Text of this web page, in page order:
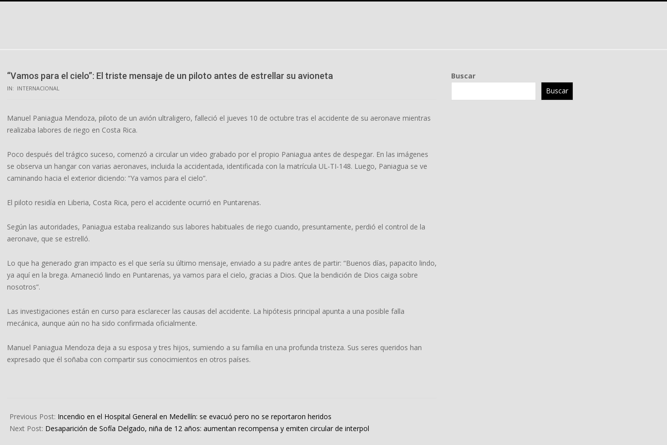
“Vamos para el cielo”: El triste mensaje de un piloto antes de estrellar su avioneta
IN: INTERNACIONAL
Manuel Paniagua Mendoza, piloto de un avión ultraligero, falleció el jueves 10 de octubre tras el accidente de su aeronave mientras
realizaba labores de riego en Costa Rica.
Poco después del trágico suceso, comenzó a circular un video grabado por el propio Paniagua antes de despegar. En las imágenes
se observa un hangar con varias aeronaves, incluida la accidentada, identificada con la matrícula UL-TI-148. Luego, Paniagua se ve
caminando hacia el exterior diciendo: “Ya vamos para el cielo”.
El piloto residía en Liberia, Costa Rica, pero el accidente ocurrió en Puntarenas.
Según las autoridades, Paniagua estaba realizando sus labores habituales de riego cuando, presuntamente, perdió el control de la
aeronave, que se estrelló.
Lo que ha generado gran impacto es el que sería su último mensaje, enviado a su padre antes de partir: “Buenos días, papacito lindo,
ya aquí en la brega. Amaneció lindo en Puntarenas, ya vamos para el cielo, gracias a Dios. Que la bendición de Dios caiga sobre
nosotros”.
Las investigaciones están en curso para esclarecer las causas del accidente. La hipótesis principal apunta a una posible falla
mecánica, aunque aún no ha sido confirmada oficialmente.
Manuel Paniagua Mendoza deja a su esposa y tres hijos, sumiendo a su familia en una profunda tristeza. Sus seres queridos han
expresado que él soñaba con compartir sus conocimientos en otros países.
10-
15
Previous Post: Incendio en el Hospital General en Medellín: se evacuó pero no se reportaron heridos
Next Post: Desaparición de Sofía Delgado, niña de 12 años: aumentan recompensa y emiten circular de interpol
Buscar
Buscar